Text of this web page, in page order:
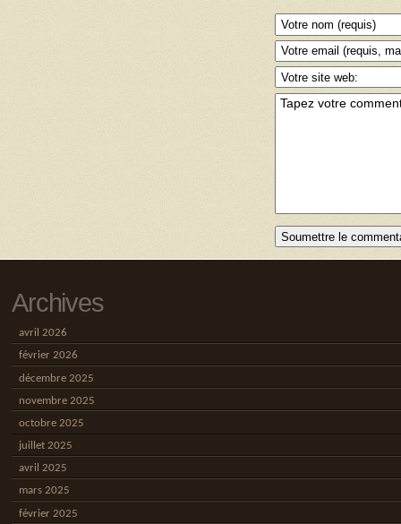
Archives
avril 2026
février 2026
décembre 2025
novembre 2025
octobre 2025
juillet 2025
avril 2025
mars 2025
février 2025